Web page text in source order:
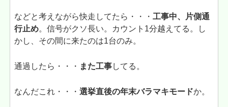
などと考えながら快走してたら・・・工事中、片側通
行止め。信号がクソ長い。カウント1分越えてる。し
かし、その間に来たのは1台のみ。
通過したら・・・ また工事してる。
なんだこれ・・・選挙直後の年末バラマキモードか。